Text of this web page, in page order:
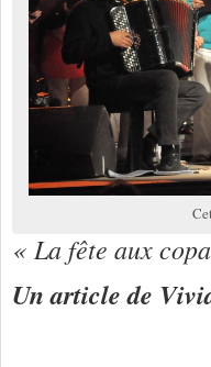
« La fête aux
Un article de